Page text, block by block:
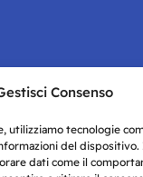
Consenso
utilizziamo tecnologie
del dispositivo.
dati come il